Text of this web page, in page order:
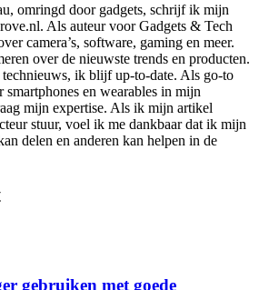
omringd door gadgets, schrijf ik mijn
Als auteur voor Gadgets & Tech
camera’s, software, gaming en meer.
over de nieuwste trends en producten.
technieuws, ik blijf up-to-date. Als go-to
smartphones en wearables in mijn
mijn expertise. Als ik mijn artikel
stuur, voel ik me dankbaar dat ik mijn
delen en anderen kan helpen in de
gebruiken met goede